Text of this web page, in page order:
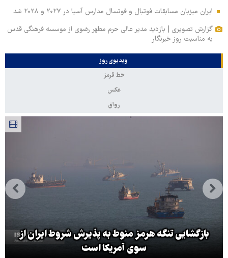
ایران میزبان مسابقات فوتبال و فوتسال مدارس آسیا در ۲۰۲۷ و ۲۰۲۸ شد
گزارش تصویری | بازدید مدیر عالی حرم مطهر رضوی از موسسه فرهنگی قدس
به مناسبت روز خبرنگار
ویدیوی روز
خط قرمز
عکس
رواق
بازگشایی تنگه هرمز منوط به پذیرش شروط ایران از
سوی آمریکا است